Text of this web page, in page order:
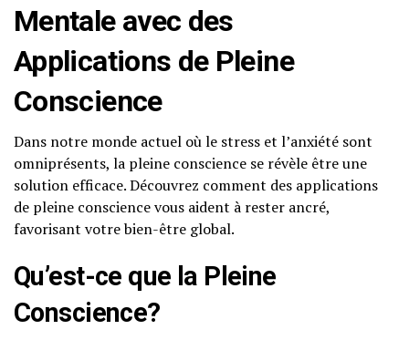
Mentale avec des
Applications de Pleine
Conscience
Dans notre monde actuel où le stress et l’anxiété sont
omniprésents, la pleine conscience se révèle être une
solution efficace. Découvrez comment des applications
de pleine conscience vous aident à rester ancré,
favorisant votre bien-être global.
Qu’est-ce que la Pleine
Conscience?